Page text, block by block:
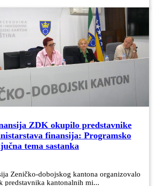
ZDK okupilo predstavnike
finansija: Programsko
tema sastanka
Zeničko-dobojskog kantona organizovalo
predstavnika kantonalnih mi...